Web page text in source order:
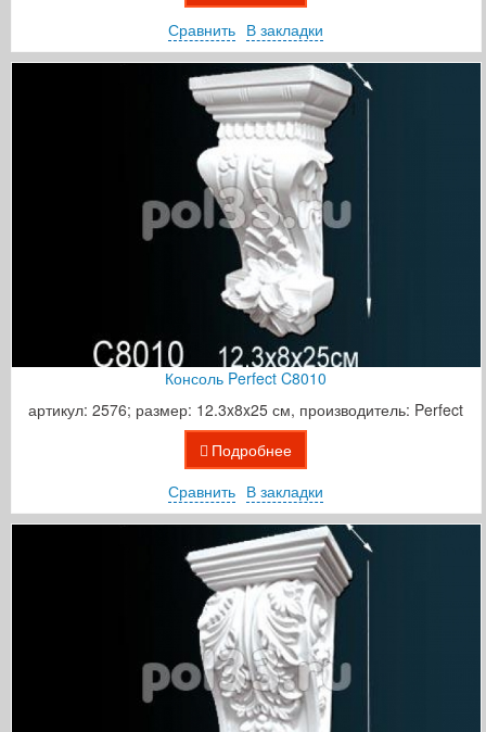
Сравнить В закладки
Консоль Perfect C8010
артикул: 2576; размер: 12.3x8x25 см, производитель: Perfect
Подробнее
Сравнить В закладки